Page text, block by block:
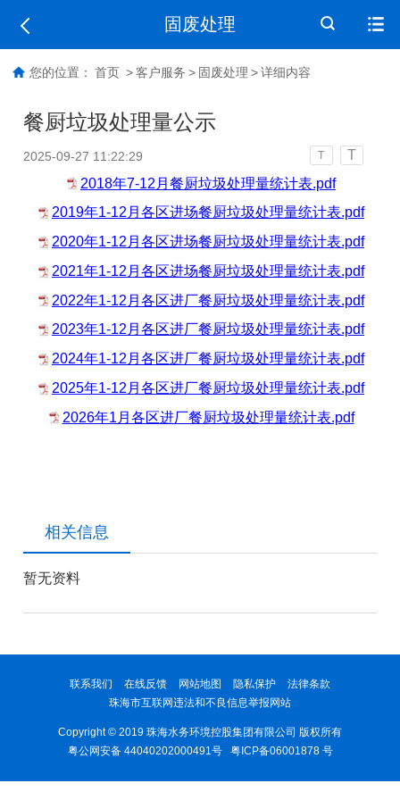
固废处理
您的位置： 首页 > 客户服务 > 固废处理 > 详细内容
餐厨垃圾处理量公示
2025-09-27 11:22:29 T
T
2018年7-12月餐厨垃圾处理量统计表.pdf
2019年1-12月各区进场餐厨垃圾处理量统计表.pdf
2020年1-12月各区进场餐厨垃圾处理量统计表.pdf
2021年1-12月各区进场餐厨垃圾处理量统计表.pdf
2022年1-12月各区进厂餐厨垃圾处理量统计表.pdf
2023年1-12月各区进厂餐厨垃圾处理量统计表.pdf
2024年1-12月各区进厂餐厨垃圾处理量统计表.pdf
2025年1-12月各区进厂餐厨垃圾处理量统计表.pdf
2026年1月各区进厂餐厨垃圾处理量统计表.pdf
相关信息
暂无资料
联系我们 在线反馈 网站地图 隐私保护
法律条款
珠海市互联网违法和不良信息举报网站
Copyright © 2019 珠海水务环境控股集团有限公司 版权所有
粤公网安备 44040202000491号 粤ICP备06001878 号